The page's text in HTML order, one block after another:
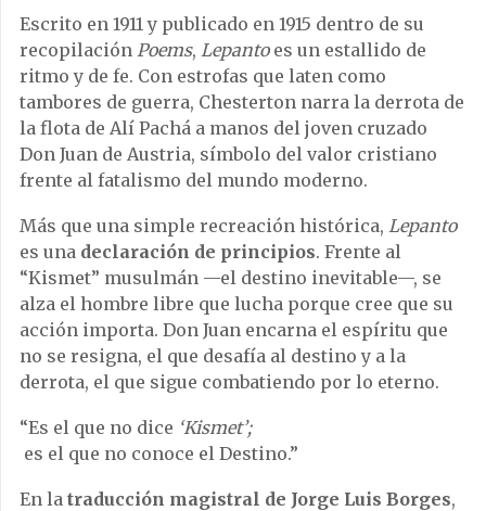
Escrito en 1911 y publicado en 1915 dentro de su
recopilación Poems, Lepantoes un estallido de
ritmo y de fe. Con estrofas que laten como
tambores de guerra, Chesterton narra la derrota de
la flota de Alí Pachá a manos del joven cruzado
Don Juan de Austria, símbolo del valor cristiano
frente al fatalismo del mundo moderno.
Más que una simple recreación histórica, Lepanto
es una declaración de principios. Frente al
“Kismet” musulmán —el destino inevitable—, se
alza el hombre libre que lucha porque cree que su
acción importa. Don Juan encarna el espíritu que
no se resigna, el que desafía al destino y a la
derrota, el que sigue combatiendo por lo eterno.
“Es el que no dice ‘Kismet’;
es el que no conoce el Destino.”
En la traducción magistral de Jorge Luis Borges,